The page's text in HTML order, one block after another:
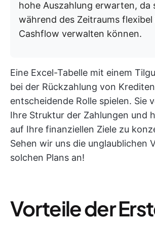
hohe Auszahlung erwarten, da
während des Zeitraums flexibel
Cashflow verwalten können.
Eine Excel-Tabelle mit einem
bei der Rückzahlung von
entscheidende Rolle spielen. Sie
Ihre Struktur der Zahlungen und
auf Ihre finanziellen Ziele zu
Sehen wir uns die unglaublichen
solchen Plans an!
Vorteile der